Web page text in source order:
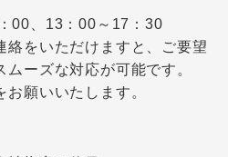
00、13：00～17：30
をいただけますと、ご要望
ーズな対応が可能です。
願いいたします。